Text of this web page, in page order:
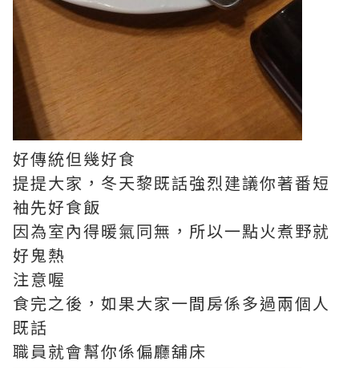
好傳統但幾好食
提提大家，冬天黎既話強烈建議你著番短
袖先好食飯
因為室內得暖氣同無，所以一點火煮野就
好鬼熱
注意喔
食完之後，如果大家一間房係多過兩個人
既話
職員就會幫你係偏廳舖床